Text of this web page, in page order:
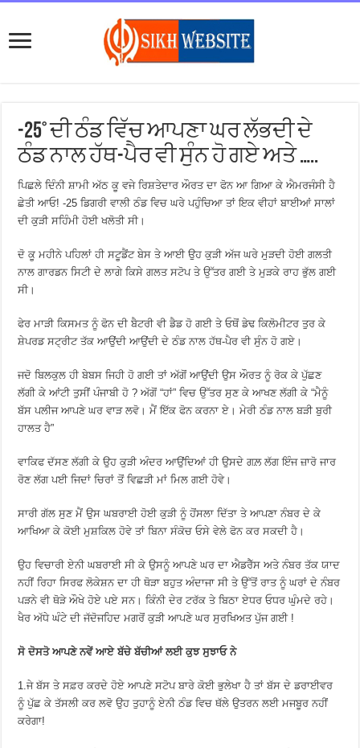
-25° ਦੀ ਠੰਡ ਵਿੱਚ ਆਪਣਾ ਘਰ ਲੱਭਦੀ ਦੇ
ਠੰਡ ਨਾਲ ਹੱਥ-ਪੈਰ ਵੀ ਸੁੰਨ ਹੋ ਗਏ ਅਤੇ …..
ਪਿਛਲੇ ਦਿੰਨੀ ਸ਼ਾਮੀ ਅੱਠ ਕੂ ਵਜੇ ਰਿਸ਼ਤੇਦਾਰ ਔਰਤ ਦਾ ਫੋਨ ਆ ਗਿਆ ਕੇ ਐਮਰਜੰਸੀ ਹੈ
ਛੇਤੀ ਆਓ! -25 ਡਿਗਰੀ ਵਾਲੀ ਠੰਡ ਵਿਚ ਘਰੇ ਪਹੁੰਚਿਆ ਤਾਂ ਇਕ ਵੀਹਾਂ ਬਾਈਆਂ ਸਾਲਾਂ
ਦੀ ਕੁੜੀ ਸਹਿੰਮੀ ਹੋਈ ਖਲੋਤੀ ਸੀ।
ਦੋ ਕੂ ਮਹੀਨੇ ਪਹਿਲਾਂ ਹੀ ਸਟੂਡੈਂਟ ਬੇਸ ਤੇ ਆਈ ਉਹ ਕੁੜੀ ਅੱਜ ਘਰੇ ਮੁੜਦੀ ਹੋਈ ਗਲਤੀ
ਨਾਲ ਗਾਰਡਨ ਸਿਟੀ ਦੇ ਲਾਗੇ ਕਿਸੇ ਗਲਤ ਸਟੋਪ ਤੇ ਉੱਤਰ ਗਈ ਤੇ ਮੁੜਕੇ ਰਾਹ ਭੁੱਲ ਗਈ
ਸੀ।
ਫੇਰ ਮਾੜੀ ਕਿਸਮਤ ਨੂੰ ਫੋਨ ਦੀ ਬੈਟਰੀ ਵੀ ਡੈਡ ਹੋ ਗਈ ਤੇ ਓਥੋਂ ਡੇਢ ਕਿਲੋਮੀਟਰ ਤੁਰ ਕੇ
ਸ਼ੇਪਰਡ ਸਟ੍ਰੀਟ ਤੱਕ ਆਉਂਦੀ ਆਉਂਦੀ ਦੇ ਠੰਡ ਨਾਲ ਹੱਥ-ਪੈਰ ਵੀ ਸੁੰਨ ਹੋ ਗਏ।
ਜਦੋ ਬਿਲਕੁਲ ਹੀ ਬੇਬਸ ਜਿਹੀ ਹੋ ਗਈ ਤਾਂ ਅੱਗੋਂ ਆਉਂਦੀ ਉਸ ਔਰਤ ਨੂੰ ਰੋਕ ਕੇ ਪੁੱਛਣ
ਲੱਗੀ ਕੇ ਆਂਟੀ ਤੁਸੀਂ ਪੰਜਾਬੀ ਹੋ ? ਅੱਗੋਂ “ਹਾਂ” ਵਿਚ ਉੱਤਰ ਸੁਣ ਕੇ ਆਖਣ ਲੱਗੀ ਕੇ “ਮੈਨੂੰ
ਬੱਸ ਪਲੀਜ ਆਪਣੇ ਘਰ ਵਾੜ ਲਵੋ। ਮੈਂ ਇੱਕ ਫੋਨ ਕਰਨਾ ਏ। ਮੇਰੀ ਠੰਡ ਨਾਲ ਬੜੀ ਬੁਰੀ
ਹਾਲਤ ਹੈ”
ਵਾਕਿਫ ਦੱਸਣ ਲੱਗੀ ਕੇ ਉਹ ਕੁੜੀ ਅੰਦਰ ਆਉਂਦਿਆਂ ਹੀ ਉਸਦੇ ਗਲ਼ ਲੱਗ ਇੰਜ ਜ਼ਾਰੋ ਜਾਰ
ਰੋਣ ਲੱਗ ਪਈ ਜਿਦਾਂ ਚਿਰਾਂ ਤੋਂ ਵਿਛੜੀ ਮਾਂ ਮਿਲ ਗਈ ਹੋਵੇ।
ਸਾਰੀ ਗੱਲ ਸੁਣ ਮੈਂ ਉਸ ਘਬਰਾਈ ਹੋਈ ਕੁੜੀ ਨੂੰ ਹੋਂਸਲਾ ਦਿੱਤਾ ਤੇ ਆਪਣਾ ਨੰਬਰ ਦੇ ਕੇ
ਆਖਿਆ ਕੇ ਕੋਈ ਮੁਸ਼ਕਿਲ ਹੋਵੇ ਤਾਂ ਬਿਨਾ ਸੰਕੋਚ ਓਸੇ ਵੇਲੇ ਫੋਨ ਕਰ ਸਕਦੀ ਹੈ।
ਉਹ ਵਿਚਾਰੀ ਏਨੀ ਘਬਰਾਈ ਸੀ ਕੇ ਉਸਨੂੰ ਆਪਣੇ ਘਰ ਦਾ ਐਡਰੈੱਸ ਅਤੇ ਨੰਬਰ ਤੱਕ ਯਾਦ
ਨਹੀਂ ਰਿਹਾ ਸਿਰਫ ਲੋਕੇਸ਼ਨ ਦਾ ਹੀ ਥੋੜਾ ਬਹੁਤ ਅੰਦਾਜਾ ਸੀ ਤੇ ਉੱਤੋਂ ਰਾਤ ਨੂੰ ਘਰਾਂ ਦੇ ਨੰਬਰ
ਪੜਨੇ ਵੀ ਥੋੜੇ ਔਖੇ ਹੋਏ ਪਏ ਸਨ। ਕਿੰਨੀ ਦੇਰ ਟਰੱਕ ਤੇ ਬਿਠਾ ਏਧਰ ਓਧਰ ਘੁੰਮਦੇ ਰਹੇ।
ਖੈਰ ਅੱਧੇ ਘੰਟੇ ਦੀ ਜੱਦੋਜਹਿਦ ਮਗਰੋਂ ਕੁੜੀ ਆਪਣੇ ਘਰ ਸੁਰਖਿਅਤ ਪੁੱਜ ਗਈ !
ਸੋ ਦੋਸਤੋ ਆਪਣੇ ਨਵੇਂ ਆਏ ਬੱਚੇ ਬੱਚੀਆਂ ਲਈ ਕੁਝ ਸੁਝਾਓ ਨੇ
1.ਜੇ ਬੱਸ ਤੇ ਸਫ਼ਰ ਕਰਦੇ ਹੋਏ ਆਪਣੇ ਸਟੋਪ ਬਾਰੇ ਕੋਈ ਭੁਲੇਖਾ ਹੈ ਤਾਂ ਬੱਸ ਦੇ ਡਰਾਈਵਰ
ਨੂੰ ਪੁੱਛ ਕੇ ਤੱਸਲੀ ਕਰ ਲਵੋ ਉਹ ਤੁਹਾਨੂੰ ਏਨੀ ਠੰਡ ਵਿਚ ਥੱਲੇ ਉਤਰਨ ਲਈ ਮਜਬੂਰ ਨਹੀਂ
ਕਰੇਗਾ!